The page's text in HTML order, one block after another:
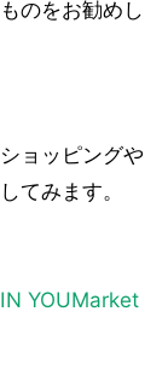
のをお勧めし
ョッピングや
てみます。
YOUMarket